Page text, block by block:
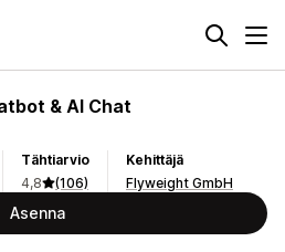
& AI Chat
Tähtiarvio
4,8
(106)
Kehittäjä
Flyweight GmbH
Asenna